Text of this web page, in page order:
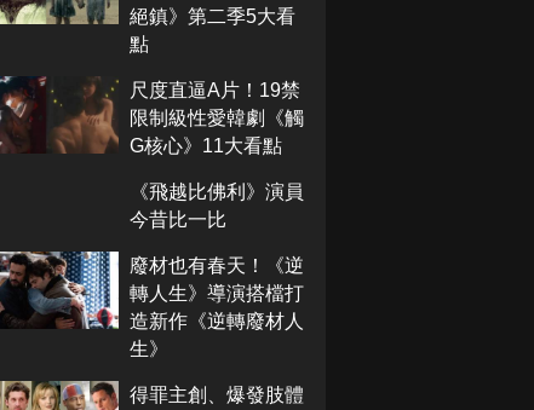
絕鎮》第二季5大看
點
尺度直逼A片！19禁
限制級性愛韓劇《觸
G核心》11大看點
《飛越比佛利》演員
今昔比一比
廢材也有春天！《逆
轉人生》導演搭檔打
造新作《逆轉廢材人
生》
得罪主創、爆發肢體